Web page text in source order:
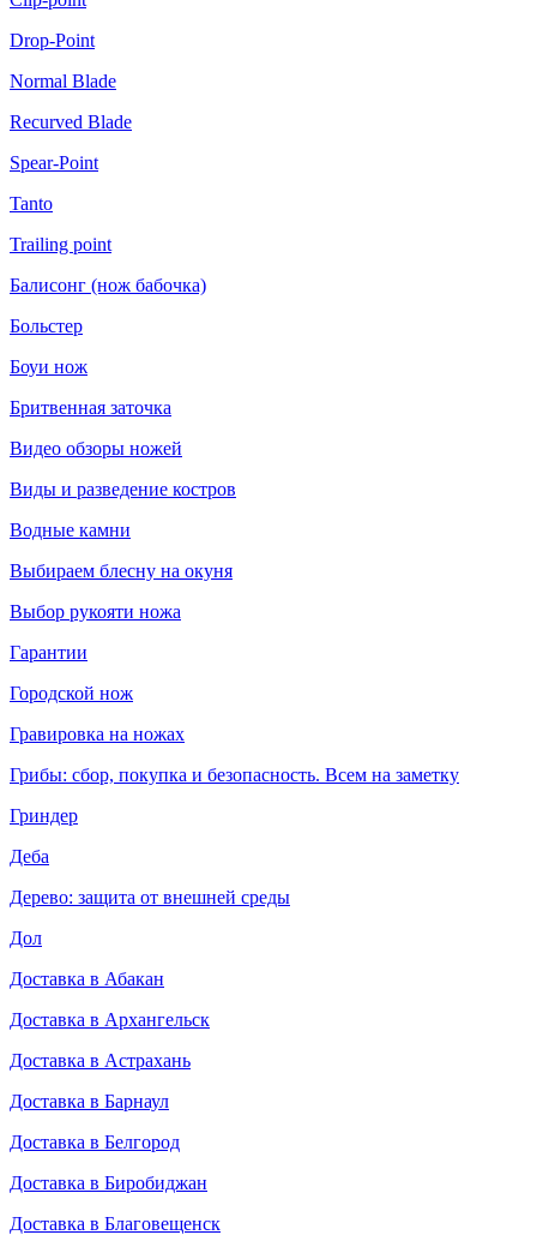
Drop-Point
Normal Blade
Recurved Blade
Spear-Point
Tanto
Trailing point
Балисонг (нож бабочка)
Больстер
Боуи нож
Бритвенная заточка
Видео обзоры ножей
Виды и разведение костров
Водные камни
Выбираем блесну на окуня
Выбор рукояти ножа
Гарантии
Городской нож
Гравировка на ножах
Грибы: сбор, покупка и безопасность. Всем на заметку
Гриндер
Деба
Дерево: защита от внешней среды
Дол
Доставка в Абакан
Доставка в Архангельск
Доставка в Астрахань
Доставка в Барнаул
Доставка в Белгород
Доставка в Биробиджан
Доставка в Благовещенск